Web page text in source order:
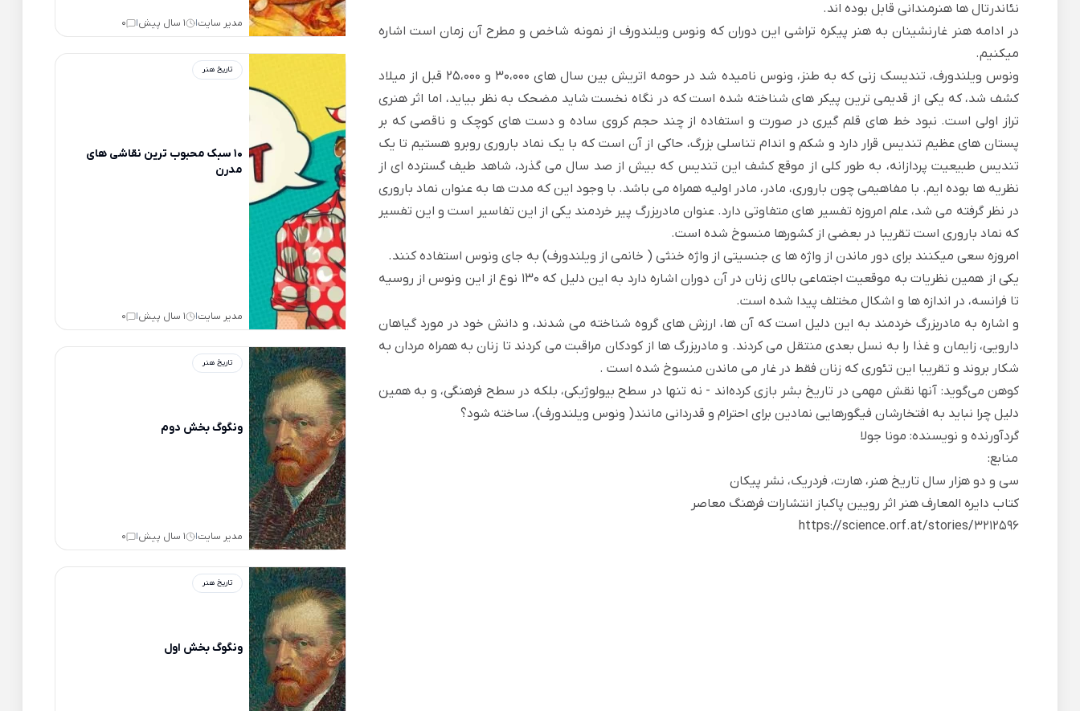
نئاندرتال ها هنرمندانی قابل بوده اند.
در ادامه هنر غارنشینان به هنر پیکره تراشی این دوران که ونوس ویلندورف از نمونه شاخص و مطرح آن زمان است اشاره
میکنیم.
ونوس ویلندورف، تندیسک زنی که به طنز، ونوس نامیده شد در حومه اتریش بین سال های 30،000 و 25،000 قبل از میلاد
کشف شد، که یکی از قدیمی ترین پیکر های شناخته شده است که در نگاه نخست شاید مضحک به نظر بیاید، اما اثر هنری
تراز اولی است. نبود خط های قلم گیری در صورت و استفاده از چند حجم کروی ساده و دست های کوچک و ناقصی که بر
پستان های عظیم تندیس قرار دارد و شکم و اندام تناسلی بزرگ، حاکی از آن است که با یک نماد باروری روبرو هستیم تا یک
تندیس طبیعیت پردازانه، به طور کلی از موقع کشف این تندیس که بیش از صد سال می گذرد، شاهد طیف گسترده ای از
نظریه ها بوده ایم. با مفاهیمی چون باروری، مادر، مادر اولیه همراه می باشد. با وجود این که مدت ها به عنوان نماد باروری
در نظر گرفته می شد، علم امروزه تفسیر های متفاوتی دارد. عنوان مادربزرگ پیر خردمند یکی از این تفاسیر است و این تفسیر
که نماد باروری است تقریبا در بعضی از کشورها منسوخ شده است.
امروزه سعی میکنند برای دور ماندن از واژه ها ی جنسیتی از واژه خنثی ( خانمی از ویلندورف) به جای ونوس استفاده کنند.
یکی از همین نظریات به موقعیت اجتماعی بالای زنان در آن دوران اشاره دارد به این دلیل که 130 نوع از این ونوس از روسیه
تا فرانسه، در اندازه ها و اشکال مختلف پیدا شده است.
و اشاره به مادربزرگ خردمند به این دلیل است که آن ها، ارزش های گروه شناخته می شدند، و دانش خود در مورد گیاهان
دارویی، زایمان و غذا را به نسل بعدی منتقل می کردند. و مادربزرگ ها از کودکان مراقبت می کردند تا زنان به همراه مردان به
شکار بروند و تقریبا این تئوری که زنان فقط در غار می ماندن منسوخ شده است .
کوهن می‌گوید: آنها نقش مهمی در تاریخ بشر بازی کرده‌اند - نه تنها در سطح بیولوژیکی، بلکه در سطح فرهنگی، و به همین
دلیل چرا نباید به افتخارشان فیگورهایی نمادین برای احترام و قدردانی مانند( ونوس ویلندورف)، ساخته شود؟
گردآورنده و نویسنده: مونا جولا
منابع:
سی و دو هزار سال تاریخ هنر، هارت، فردریک، نشر پیکان
کتاب دایره المعارف هنر اثر رویین پاکباز انتشارات فرهنگ معاصر
https://science.orf.at/stories/3212596
مدیر سایت | 1 سال پیش |
0
تاریخ هنر
10 سبک محبوب ترین نقاشی های
مدرن
مدیر سایت | 1 سال پیش |
0
تاریخ هنر
ونگوگ بخش دوم
مدیر سایت | 1 سال پیش |
0
تاریخ هنر
ونگوگ بخش اول